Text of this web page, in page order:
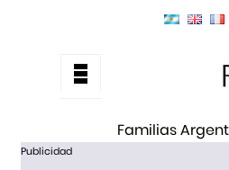
Familias
Publicidad